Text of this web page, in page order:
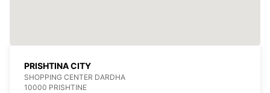
PRISHTINA CITY
SHOPPING CENTER DARDHA
10000 PRISHTINE